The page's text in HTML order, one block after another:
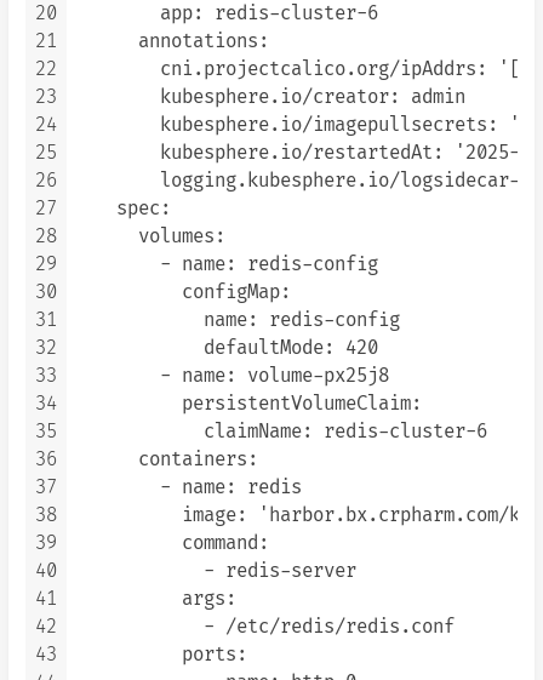
20
21
22
23
24
25
26
27
28
29
30
31
32
33
34
35
36
37
38
39
40
41
42
43
        app: redis-cluster-6
      annotations:
cni.projectcalico.org/ipAddrs:
        kubesphere.io/creator: admin
kubesphere.io/imagepullsecrets:
kubesphere.io/restartedAt: '2025-
logging.kubesphere.io/logsidecar-
    spec:
      volumes:
        - name: redis-config
          configMap:
            name: redis-config
            defaultMode: 420
        - name: volume-px25j8
          persistentVolumeClaim:
            claimName: redis-cluster-6
      containers:
        - name: redis
image: 'harbor.bx.crpharm.com/
          command:
            - redis-server
          args:
            - /etc/redis/redis.conf
          ports: